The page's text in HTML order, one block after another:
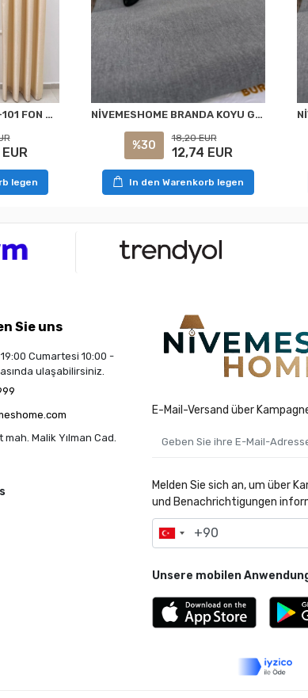
NİVEMESHOME ELİS V-101 FON PERDE 1/3 SIK PİLELİ PERDE APM
legen
NİVEMESHOME BRANDA KOYU GRİ BALKON PERDESİ
%30
18,20 EUR
12,74 EUR
In den Warenkorb legen
Sie uns
Cumartesi 10:00 -
ulaşabilirsiniz.
Malik Yılman Cad.
E-Mail-Versand über
Melden Sie sich an, um über
und Benachrichtigungen
Unsere mobilen